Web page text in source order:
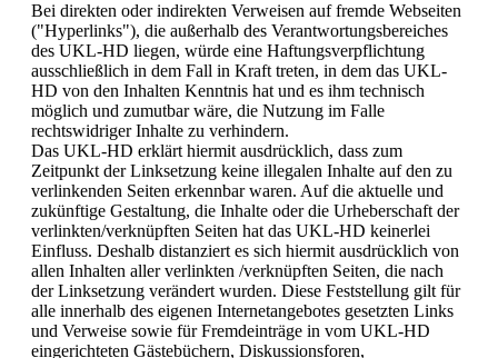
Bei direkten oder indirekten Verweisen auf fremde Webseiten
("Hyperlinks"), die außerhalb des Verantwortungsbereiches
des UKL-HD liegen, würde eine Haftungsverpflichtung
ausschließlich in dem Fall in Kraft treten, in dem das UKL-
HD von den Inhalten Kenntnis hat und es ihm technisch
möglich und zumutbar wäre, die Nutzung im Falle
rechtswidriger Inhalte zu verhindern.
Das UKL-HD erklärt hiermit ausdrücklich, dass zum
Zeitpunkt der Linksetzung keine illegalen Inhalte auf den zu
verlinkenden Seiten erkennbar waren. Auf die aktuelle und
zukünftige Gestaltung, die Inhalte oder die Urheberschaft der
verlinkten/verknüpften Seiten hat das UKL-HD keinerlei
Einfluss. Deshalb distanziert es sich hiermit ausdrücklich von
allen Inhalten aller verlinkten /verknüpften Seiten, die nach
der Linksetzung verändert wurden. Diese Feststellung gilt für
alle innerhalb des eigenen Internetangebotes gesetzten Links
und Verweise sowie für Fremdeinträge in vom UKL-HD
eingerichteten Gästebüchern, Diskussionsforen,